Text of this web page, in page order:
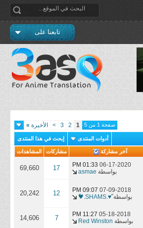
تابعنا على
صفحة 1 من 5 1
2
3
> الأخيرة »
أدوات المنتدى إبحث في هذا المنتدى
آخر مشاركة مشاركات المشاهدات
06-17-2020
01:33 PM
بواسطة asmae
17
69,660
07-09-2018
09:07 PM
بواسطةّ♥.SHAMS.♥ّ 12
20,242
05-18-2018
11:27 PM
بواسطة Red Winston
7
14,606